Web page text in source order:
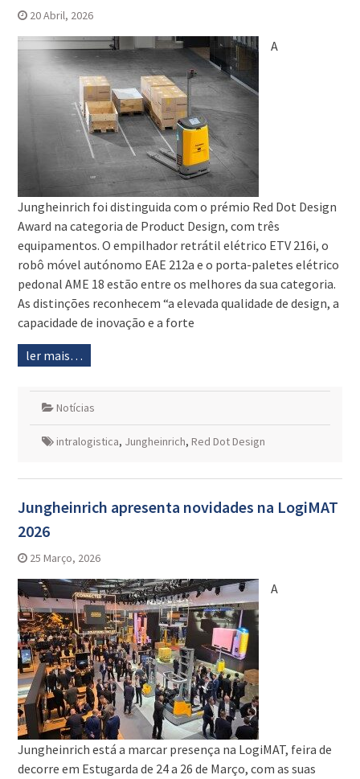
20 Abril, 2026
A
Jungheinrich foi distinguida com o prémio Red Dot Design
Award na categoria de Product Design, com três
equipamentos. O empilhador retrátil elétrico ETV 216i, o
robô móvel autónomo EAE 212a e o porta-paletes elétrico
pedonal AME 18 estão entre os melhores da sua categoria.
As distinções reconhecem “a elevada qualidade de design, a
capacidade de inovação e a forte
ler mais…
Notícias
intralogistica, Jungheinrich, Red Dot Design
Jungheinrich apresenta novidades na LogiMAT
2026
25 Março, 2026
A
Jungheinrich está a marcar presença na LogiMAT, feira de
decorre em Estugarda de 24 a 26 de Março, com as suas